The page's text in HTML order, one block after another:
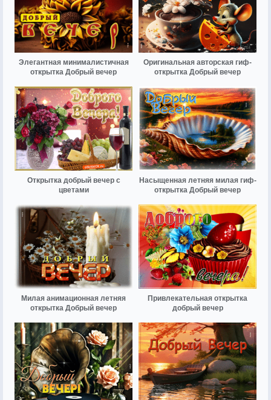
Элегантная минималистичная
открытка Добрый вечер
Оригинальная авторская гиф-
открытка Добрый вечер
Открытка добрый вечер с
цветами
Насыщенная летняя милая гиф-
открытка Добрый вечер
Милая анимационная летняя
открытка Добрый вечер
Привлекательная открытка
добрый вечер